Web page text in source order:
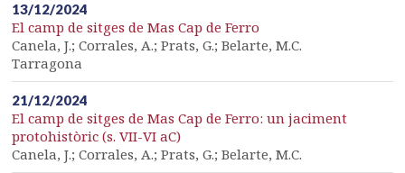
13/12/2024
El camp de sitges de Mas Cap de Ferro
Canela, J.; Corrales, A.; Prats, G.; Belarte, M.C.
Tarragona
21/12/2024
El camp de sitges de Mas Cap de Ferro: un jaciment
protohistòric (s. VII-VI aC)
Canela, J.; Corrales, A.; Prats, G.; Belarte, M.C.